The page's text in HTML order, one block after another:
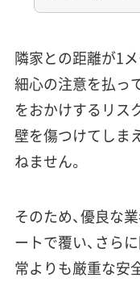
隣家との距離が1
細心の注意を払っ
をおかけするリス
壁を傷つけてしま
ねません。
そのため、優良な
ートで覆い、さら
常よりも厳重な安